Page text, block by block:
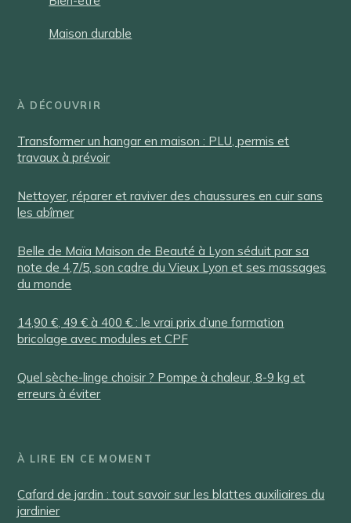
Maison durable
À DÉCOUVRIR
Transformer un hangar en maison : PLU, permis et
travaux à prévoir
Nettoyer, réparer et raviver des chaussures en cuir sans
les abîmer
Belle de Maïa Maison de Beauté à Lyon séduit par sa
note de 4,7/5, son cadre du Vieux Lyon et ses massages
du monde
14,90 €, 49 € à 400 € : le vrai prix d’une formation
bricolage avec modules et CPF
Quel sèche-linge choisir ? Pompe à chaleur, 8-9 kg et
erreurs à éviter
À LIRE EN CE MOMENT
Cafard de jardin : tout savoir sur les blattes auxiliaires du
jardinier